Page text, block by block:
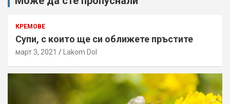
КРЕМОВЕ
Супи, с които ще си оближете пръстите
март 3, 2021 Lakom Dol